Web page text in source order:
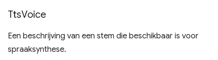
TtsVoice
Een beschrijving van een stem die beschikbaar is voor
spraaksynthese.